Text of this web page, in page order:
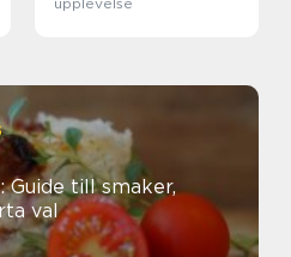
Guide till smaker,
val